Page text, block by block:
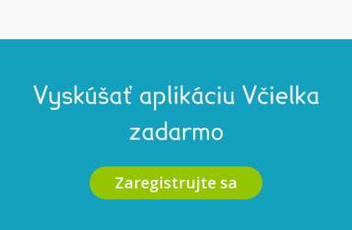
Vyskúšať aplikáciu Včielka
zadarmo
Zaregistrujte sa